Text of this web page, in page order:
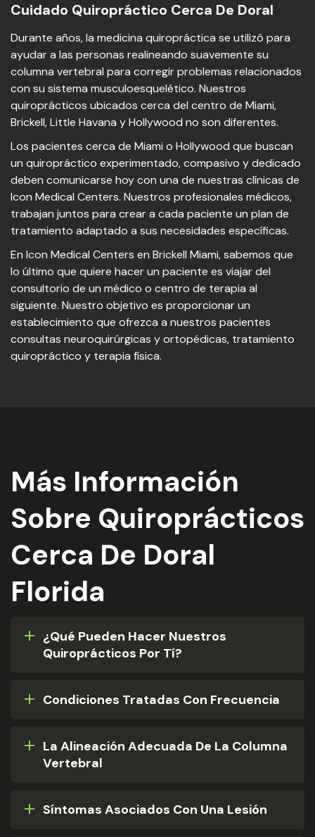
Cuidado Quiropráctico Cerca De Doral
Durante años, la medicina quiropráctica se utilizó para
ayudar a las personas realineando suavemente su
columna vertebral para corregir problemas relacionados
con su sistema musculoesquelético. Nuestros
quiroprácticos ubicados cerca del centro de Miami,
Brickell, Little Havana y Hollywood no son diferentes.
Los pacientes cerca de Miami o Hollywood que buscan
un quiropráctico experimentado, compasivo y dedicado
deben comunicarse hoy con una de nuestras clínicas de
Icon Medical Centers. Nuestros profesionales médicos,
trabajan juntos para crear a cada paciente un plan de
tratamiento adaptado a sus necesidades específicas.
En Icon Medical Centers en Brickell Miami, sabemos que
lo último que quiere hacer un paciente es viajar del
consultorio de un médico o centro de terapia al
siguiente. Nuestro objetivo es proporcionar un
establecimiento que ofrezca a nuestros pacientes
consultas neuroquirúrgicas y ortopédicas, tratamiento
quiropráctico y terapia física.
Más Información
Sobre Quiroprácticos
Cerca De Doral
Florida​
¿Qué Pueden Hacer Nuestros
Quiroprácticos Por Tí?
Condiciones Tratadas Con Frecuencia
La Alineación Adecuada De La Columna
Vertebral
Síntomas Asociados Con Una Lesión